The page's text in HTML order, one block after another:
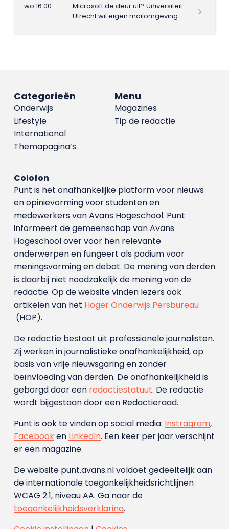
wo 16:00
Microsoft de deur uit? Universiteit
Utrecht wil eigen mailomgeving
Menu
Magazines
Tip de redactie
Categorieën
Onderwijs
Lifestyle
International
Themapagina’s
Colofon
Punt is het onafhankelijke platform voor nieuws
en opinievorming voor studenten en
medewerkers van Avans Hoge­school. Punt
informeert de gemeenschap van Avans
Hogeschool over voor hen relevante
onderwerpen en fungeert als podium voor
meningsvorming en debat. De mening van derden
is daarbij niet noodzakelijk de mening van de
redactie. Op de website vinden lezers ook
artikelen van het Hoger Onderwijs Persbureau
(HOP).
De redactie bestaat uit professionele journalisten.
Zij werken in journalistieke onafhankelijkheid, op
basis van vrije nieuwsgaring en zonder
beïnvloeding van derden. De onafhankelijkheid is
geborgd door een redactiestatuut. De redactie
wordt bijgestaan door een Redactieraad.
Punt is ook te vinden op social media: Instragram,
Facebooken LinkedIn. Een keer per jaar verschijnt
er een magazine.
De website punt.avans.nl voldoet gedeeltelijk aan
de internationale toegankelijkheidsrichtlijnen
WCAG 2.1, niveau AA. Ga naar de
toegankelijkheidsverklaring.